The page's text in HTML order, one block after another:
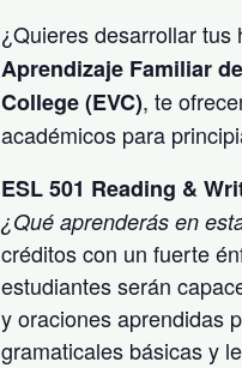
¿Quieres desarrollar
Aprendizaje Familiar
College (EVC), te
académicos para
ESL 501 Reading &
¿Qué aprenderás en
créditos con un fuerte
estudiantes serán
y oraciones aprendidas
gramaticales básicas y